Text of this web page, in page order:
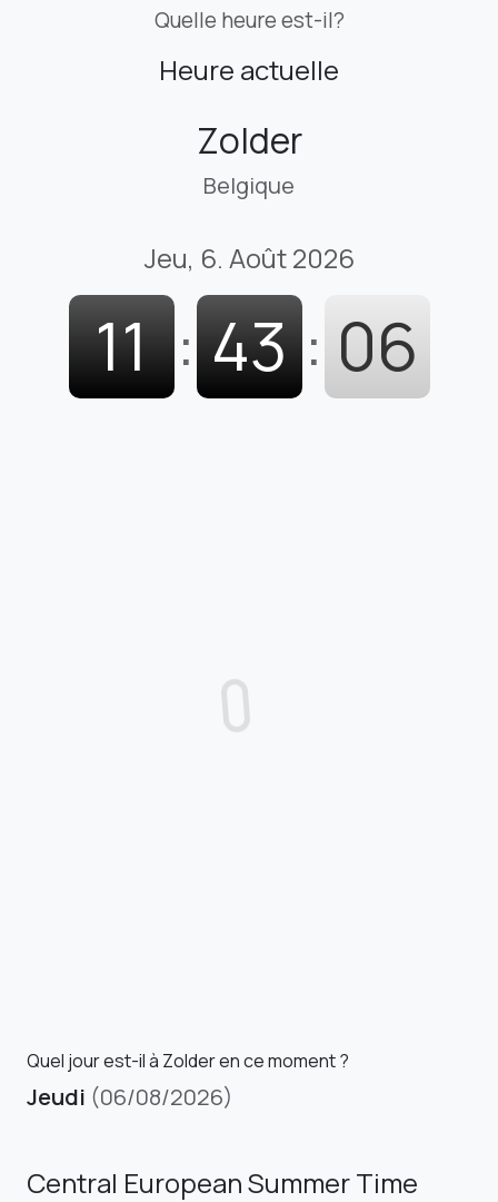
Quelle heure est-il?
Heure actuelle
Zolder
Belgique
Jeu, 6. Août 2026
11 : 43 : 07
Quel jour est-il à Zolder en ce moment ?
Jeudi (06/08/2026)
Central European Summer Time